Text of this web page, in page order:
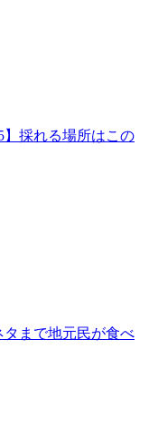
】採れる場所はこの
タまで地元民が食べ